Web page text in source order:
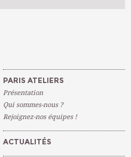
PARIS ATELIERS
Présentation
Qui sommes-nous ?
Rejoignez-nos équipes !
ACTUALITÉS